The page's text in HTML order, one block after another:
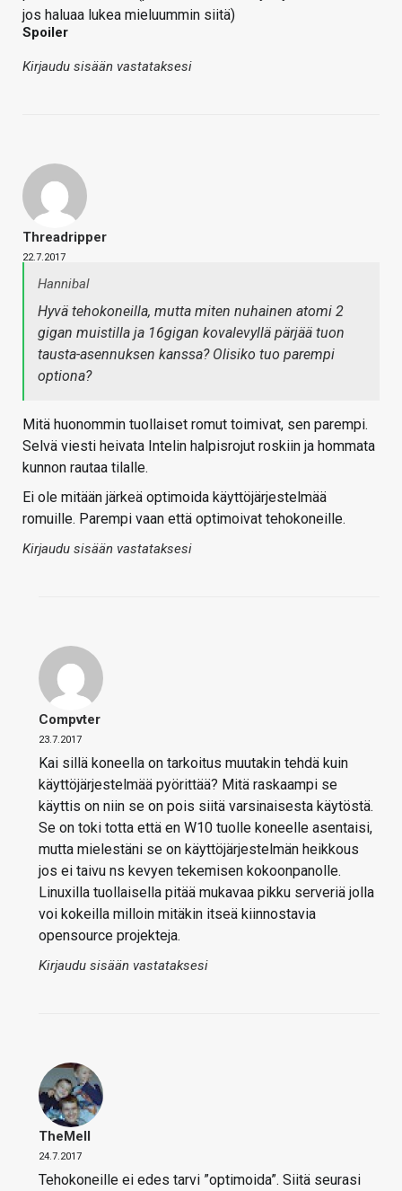
jos haluaa lukea mieluummin siitä)
Spoiler
Kirjaudu sisään vastataksesi
Threadripper
22.7.2017
Hannibal
Hyvä tehokoneilla, mutta miten nuhainen atomi 2
gigan muistilla ja 16gigan kovalevyllä pärjää tuon
tausta-asennuksen kanssa? Olisiko tuo parempi
optiona?
Mitä huonommin tuollaiset romut toimivat, sen parempi.
Selvä viesti heivata Intelin halpisrojut roskiin ja hommata
kunnon rautaa tilalle.
Ei ole mitään järkeä optimoida käyttöjärjestelmää
romuille. Parempi vaan että optimoivat tehokoneille.
Kirjaudu sisään vastataksesi
Compvter
23.7.2017
Kai sillä koneella on tarkoitus muutakin tehdä kuin
käyttöjärjestelmää pyörittää? Mitä raskaampi se
käyttis on niin se on pois siitä varsinaisesta käytöstä.
Se on toki totta että en W10 tuolle koneelle asentaisi,
mutta mielestäni se on käyttöjärjestelmän heikkous
jos ei taivu ns kevyen tekemisen kokoonpanolle.
Linuxilla tuollaisella pitää mukavaa pikku serveriä jolla
voi kokeilla milloin mitäkin itseä kiinnostavia
opensource projekteja.
Kirjaudu sisään vastataksesi
TheMeII
24.7.2017
Tehokoneille ei edes tarvi ”optimoida”. Siitä seurasi